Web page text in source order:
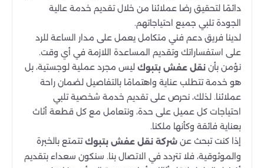
دائمًا لتحقيق رضا عملائنا من خلال تقديم خدمة عالية
الجودة تلبي جميع احتياجاتهم.
لدينا فريق دعم فني متكامل يعمل على مدار الساعة للرد
على استفساراتك وتقديم المساعدة اللازمة في أي وقت.
نؤمن بأن نقل عفش بتبوك ليس مجرد عملية لوجستية، بل
هو خدمة تتطلب عناية واهتمامًا بالتفاصيل لضمان راحة
عملائنا. لذلك، نحرص على تقديم خدمة شخصية تلبي
احتياجات كل عميل على حدة، ونتعامل مع كل قطعة أثاث
بعناية فائقة وكأنها ملكنا.
إذا كنت تبحث عن شركة نقل عفش بتبوكتتمتع بالخبرة
والموثوقية، فلا تتردد في الاتصال بنا. سنكون سعداء بتقديم